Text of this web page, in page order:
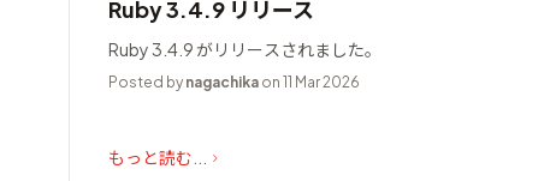
Ruby 3.4.9 リリース
Ruby 3.4.9 がリリースされました。
Posted by nagachika on 11 Mar 2026
もっと読む...